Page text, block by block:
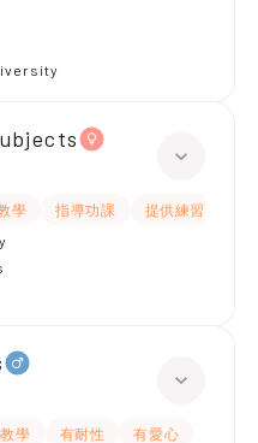
學 指導功課
提供練習題/試題
學 有耐性
有愛心